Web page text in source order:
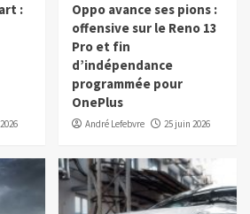
:
Oppo avance ses pions :
offensive sur le Reno 13
Pro et fin
d’indépendance
programmée pour
OnePlus
André Lefebvre 25 juin 2026